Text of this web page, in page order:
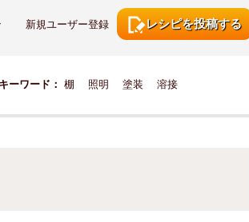
レシピを投稿する
新規ユーザー登録
ーワード： 棚 照明 塗装 溶接